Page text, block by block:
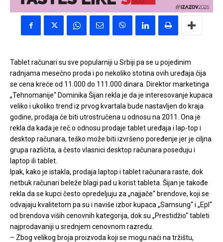
Tablet računari su sve popularniji u Srbiji pa se u pojedinim
radnjama mesečno proda i po nekoliko stotina ovih uređaja čija
se cena kreće od 11.000 do 111.000 dinara. Direktor marketinga
„Tehnomanije“ Dominika Šijan rekla je da je interesovanje kupaca
veliko i ukoliko trend iz prvog kvartala bude nastavljen do kraja
godine, prodaja će biti utrostručena u odnosu na 2011. Ona je
rekla da kada je reč o odnosu prodaje tablet uređaja i lap-top i
desktop računara, teško može biti izvršeno poređenje jer je ciljna
grupa različita, a često vlasnici desktop računara poseduju i
laptop ili tablet.
Ipak, kako je istakla, prodaja laptop i tablet računara raste, dok
netbuk računari beleže blagi pad u korist tableta. Šijan je takođe
rekla da se kupci često opredeljuju za „najjače“ brendove, koji se
odvajaju kvalitetom pa su i naviše izbor kupaca „Samsung“ i „Epl“
od brendova viših cenovnih kategorija, dok su „Prestidžio“ tableti
najprodavaniji u srednjem cenovnom razredu.
– Zbog velikog broja proizvoda koji se mogu naći na tržištu,